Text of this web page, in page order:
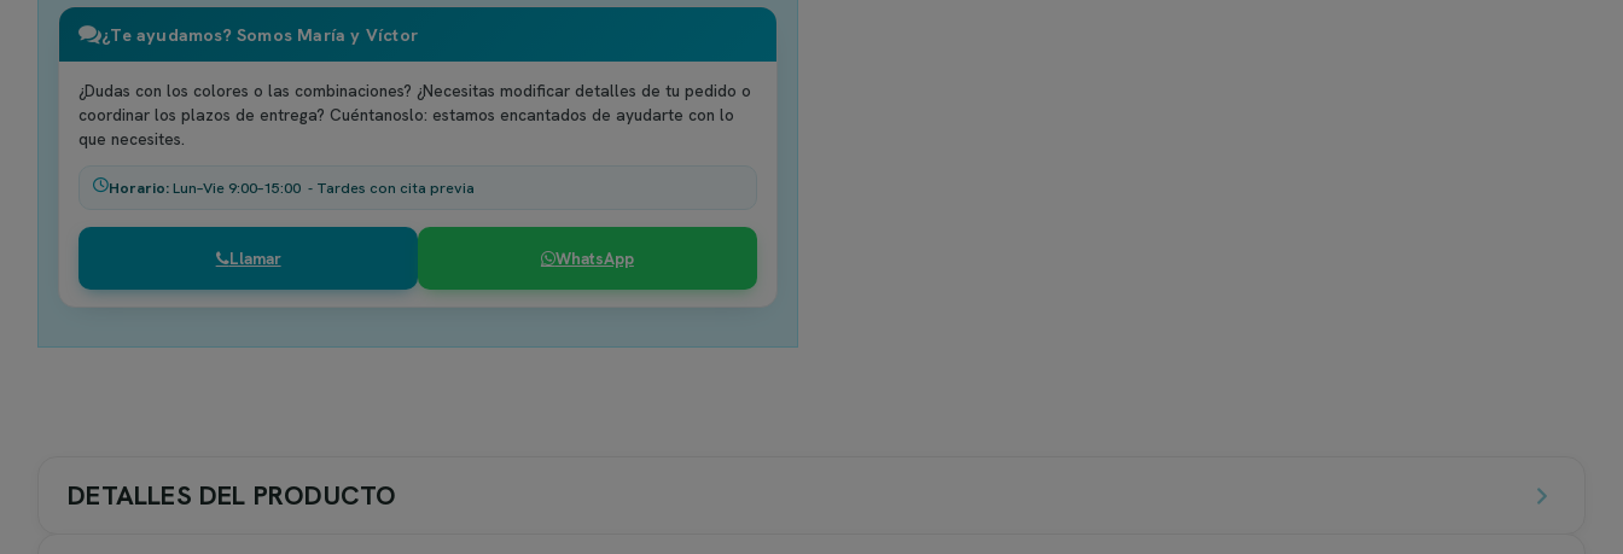
¿Te ayudamos? Somos María y Víctor
¿Dudas con los colores o las combinaciones? ¿Necesitas modificar detalles de tu pedido o
coordinar los plazos de entrega? Cuéntanoslo: estamos encantados de ayudarte con lo
que necesites.
Horario:Lun–Vie 9:00–15:00 - Tardes con cita previa
Llamar WhatsApp
DETALLES DEL PRODUCTO